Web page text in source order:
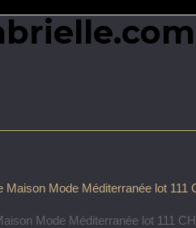
Mode Méditerranée lot 111